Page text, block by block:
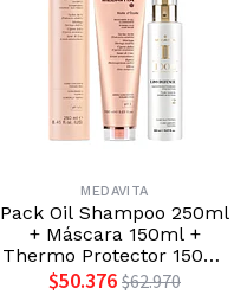
MEDAVITA
Pack Oil Shampoo 250ml
+ Máscara 150ml +
Thermo Protector 150ml
Medavita
$50.376 $62.970